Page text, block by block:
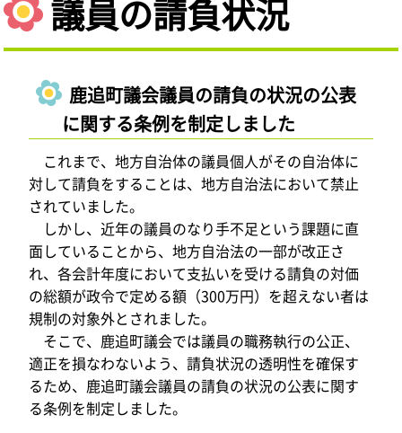
議員の請負状況
鹿追町議会議員の請負の状況の公表
に関する条例を制定しました
これまで、地方自治体の議員個人がその自治体に
対して請負をすることは、地方自治法において禁止
されていました。
しかし、近年の議員のなり手不足という課題に直
面していることから、地方自治法の一部が改正さ
れ、各会計年度において支払いを受ける請負の対価
の総額が政令で定める額（300万円）を超えない者は
規制の対象外とされました。
そこで、鹿追町議会では議員の職務執行の公正、
適正を損なわないよう、請負状況の透明性を確保す
るため、鹿追町議会議員の請負の状況の公表に関す
る条例を制定しました。